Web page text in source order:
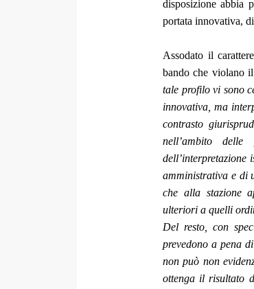
disposizione abbia
portata innovativa,
Assodato il
bando che violano
tale profilo vi sono
innovativa, ma
contrasto
nell’ambito
dell’interpretazione
amministrativa e di
che alla stazione
ulteriori a quelli
Del resto, con
prevedono a pena
non può non
ottenga il risultato